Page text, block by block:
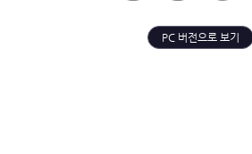
PC 버전으로 보기